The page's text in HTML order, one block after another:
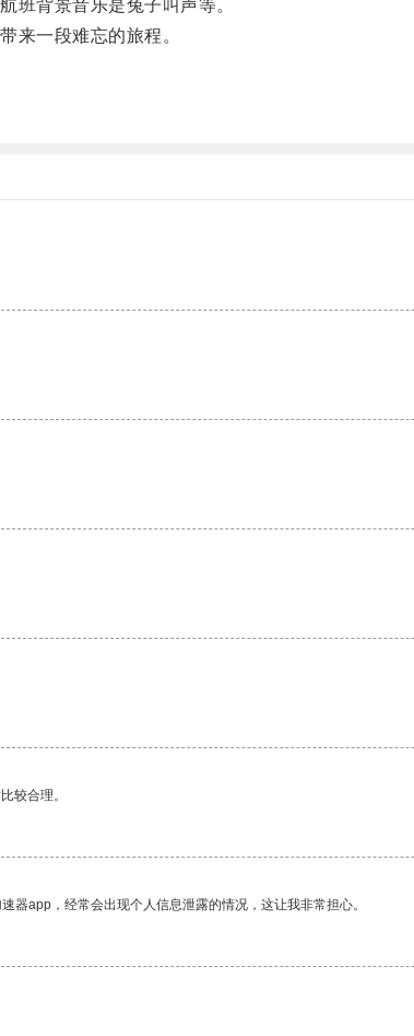
背景音乐是兔子叫声等。
一段难忘的旅程。
较合理。
器app，经常会出现个人信息泄露的情况，这让我非常担心。